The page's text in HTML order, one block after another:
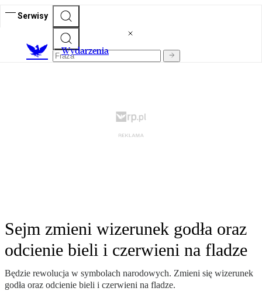
Serwisy
Wydarzenia
Sejm zmieni wizerunek godła oraz
odcienie bieli i czerwieni na fladze
Będzie rewolucja w symbolach narodowych. Zmieni się wizerunek
godła oraz odcienie bieli i czerwieni na fladze.